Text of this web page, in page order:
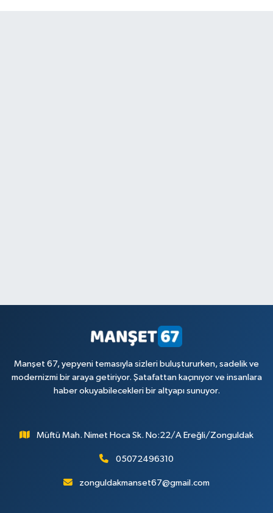
Manşet 67, yepyeni temasıyla sizleri buluştururken, sadelik ve
modernizmi bir araya getiriyor. Şatafattan kaçınıyor ve insanlara
haber okuyabilecekleri bir altyapı sunuyor.
Müftü Mah. Nimet Hoca Sk. No:22/A Ereğli/Zonguldak
05072496310
zonguldakmanset67@gmail.com